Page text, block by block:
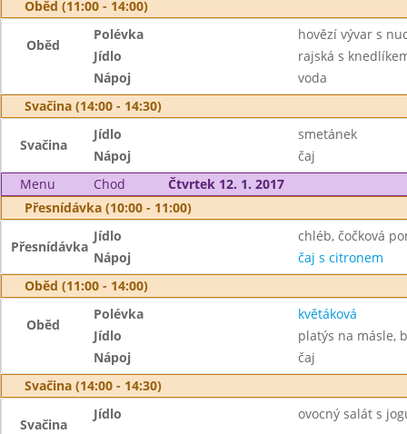
Oběd (11:00 - 14:00)
Oběd
Polévka
hovězí vývar s
Jídlo
rajská s
Nápoj
voda
Svačina (14:00 - 14:30)
Svačina
Jídlo
smetánek
Nápoj
čaj
Menu
Chod
Čtvrtek 12. 1. 2017
Přesnídávka (10:00 - 11:00)
Přesnídávka
Jídlo
chléb, čočková
Nápoj
čaj s citronem
Oběd (11:00 - 14:00)
Oběd
Polévka
květáková
Jídlo
platýs na másle,
Nápoj
čaj
Svačina (14:00 - 14:30)
Svačina
Jídlo ovocný salát s